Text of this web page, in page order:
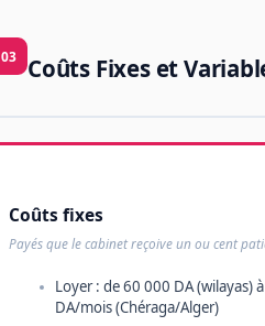
03 Coûts Fixes et
Coûts fixes
Payés que le cabinet reçoive un ou cent
Loyer : de 60 000 DA (wilayas)
DA/mois (Chéraga/Alger)